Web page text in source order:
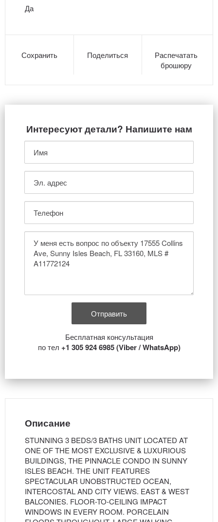
Да
Сохранить Поделиться
Распечатать
брошюру
Интересуют детали? Напишите нам
Бесплатная консультация
по тел +1 305 924 6985 (Viber / WhatsApp)
Описание
STUNNING 3 BEDS/3 BATHS UNIT LOCATED AT
ONE OF THE MOST EXCLUSIVE & LUXURIOUS
BUILDINGS, THE PINNACLE CONDO IN SUNNY
ISLES BEACH. THE UNIT FEATURES
SPECTACULAR UNOBSTRUCTED OCEAN,
INTERCOSTAL AND CITY VIEWS. EAST & WEST
BALCONIES. FLOOR-TO-CEILING IMPACT
WINDOWS IN EVERY ROOM. PORCELAIN